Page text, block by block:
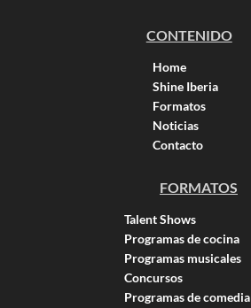
CONTENIDO
Home
Shine Iberia
Formatos
Noticias
Contacto
FORMATOS
Talent Shows
Programas de cocina
Programas musicales
Concursos
Programas de comedia